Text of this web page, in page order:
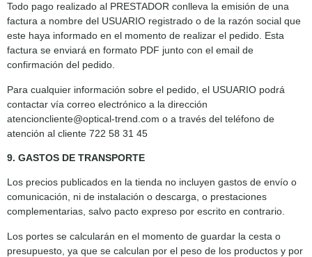
Todo pago realizado al PRESTADOR conlleva la emisión de una
factura a nombre del USUARIO registrado o de la razón social que
este haya informado en el momento de realizar el pedido. Esta
factura se enviará en formato PDF junto con el email de
confirmación del pedido.
Para cualquier información sobre el pedido, el USUARIO podrá
contactar vía correo electrónico a la dirección
atencioncliente@optical-trend.com o a través del teléfono de
atención al cliente 722 58 31 45
9. GASTOS DE TRANSPORTE
Los precios publicados en la tienda no incluyen gastos de envío o
comunicación, ni de instalación o descarga, o prestaciones
complementarias, salvo pacto expreso por escrito en contrario.
Los portes se calcularán en el momento de guardar la cesta o
presupuesto, ya que se calculan por el peso de los productos y por